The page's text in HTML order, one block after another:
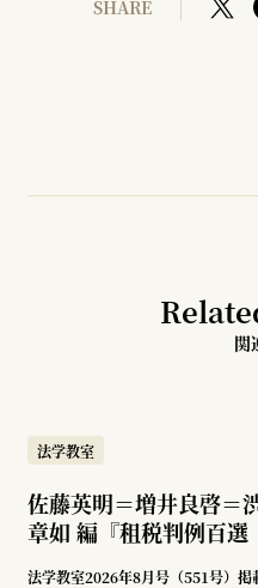
SHARE
関
法学教室
佐藤英明＝増井良啓
章如 編『租税判例百選
法学教室2026年8月号（551号）掲